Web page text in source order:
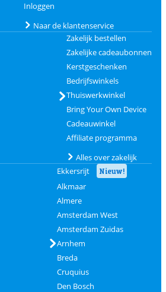
Inloggen
Naar de klantenservice
Zakelijk bestellen
Zakelijke cadeaubonnen
Kerstgeschenken
Bedrijfswinkels
Thuiswerkwinkel
Bring Your Own Device
Cadeauwinkel
Affiliate programma
Alles over zakelijk
Ekkersrijt Nieuw!
Alkmaar
Almere
Amsterdam West
Amsterdam Zuidas
Arnhem
Breda
Cruquius
Den Bosch